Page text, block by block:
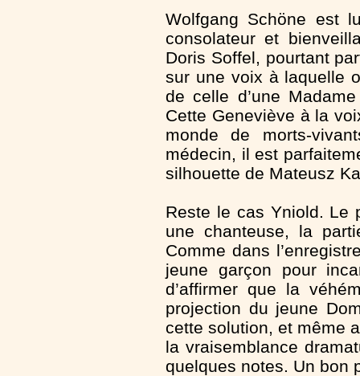
Wolfgang Schöne est
consolateur et
Doris Soffel, pourtant
sur une voix à laquelle
de celle d’une
Cette Geneviève à la
monde de morts-
médecin, il est
silhouette de Mateusz
Reste le cas Yniold. Le
une chanteuse, la
Comme dans
jeune garçon pour
d’affirmer que la
projection du jeune
cette solution, et même
la vraisemblance
quelques notes. Un bon